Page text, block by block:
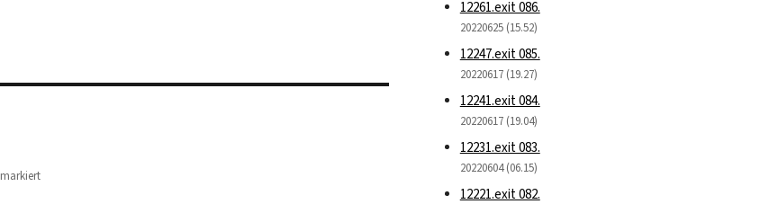
markiert
12261.exit 086.
20220625 (15.52)
12247.exit 085.
20220617 (19.27)
12241.exit 084.
20220617 (19.04)
12231.exit 083.
20220604 (06.15)
12221.exit 082.